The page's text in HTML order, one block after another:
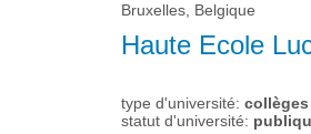
Bruxelles, Belgique
Haute Ecole
type d'université: collèges
statut d'université: